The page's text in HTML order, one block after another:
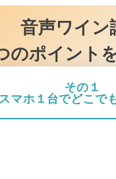
音声ワイン
のポイント
その１
マホ１台でどこで